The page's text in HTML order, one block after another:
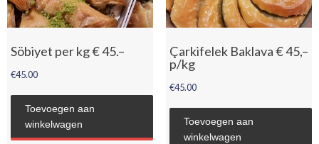
Söbiyet per kg € 45.–
€45.00
Toevoegen aan
winkelwagen
Çarkifelek Baklava € 45,–
p/kg
€45.00
Toevoegen aan
winkelwagen